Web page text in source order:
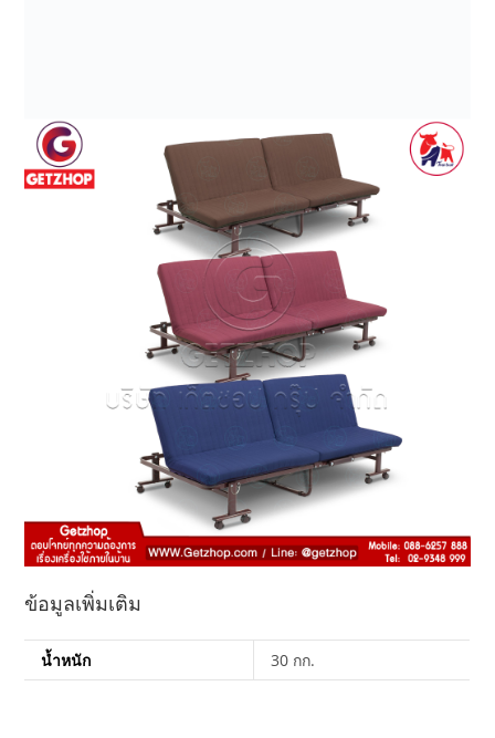
ข้อมูลเพิ่มเติม
น้ำหนัก 30 กก.